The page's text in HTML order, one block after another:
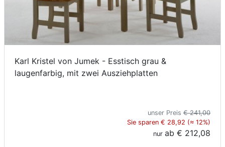
Karl Kristel von Jumek - Esstisch grau &
laugenfarbig, mit zwei Ausziehplatten
unser Preis € 241,00
Sie sparen € 28,92 (≈ 12%)
nur ab € 212,08